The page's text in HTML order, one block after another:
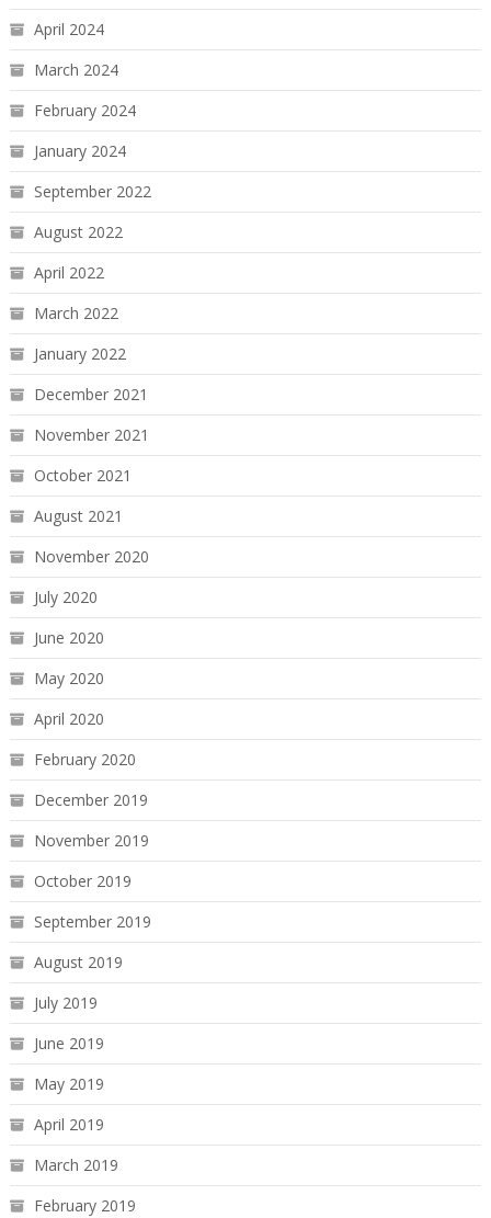
April 2024
March 2024
February 2024
January 2024
September 2022
August 2022
April 2022
March 2022
January 2022
December 2021
November 2021
October 2021
August 2021
November 2020
July 2020
June 2020
May 2020
April 2020
February 2020
December 2019
November 2019
October 2019
September 2019
August 2019
July 2019
June 2019
May 2019
April 2019
March 2019
February 2019